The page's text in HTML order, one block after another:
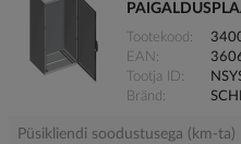
Tootekood
EAN
Tootja ID
Bränd
Püsikliendi soodustusega (km-ta)